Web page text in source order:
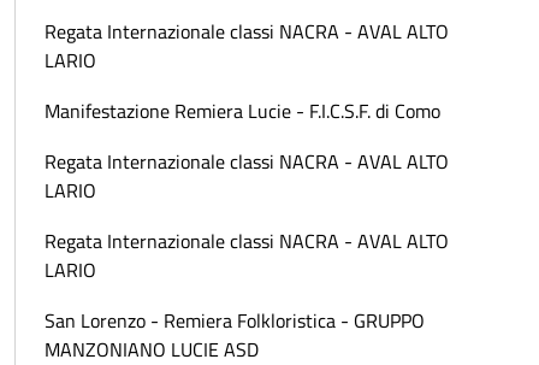
Regata Internazionale classi NACRA - AVAL ALTO
LARIO
Manifestazione Remiera Lucie - F.I.C.S.F. di Como
Regata Internazionale classi NACRA - AVAL ALTO
LARIO
Regata Internazionale classi NACRA - AVAL ALTO
LARIO
San Lorenzo - Remiera Folkloristica - GRUPPO
MANZONIANO LUCIE ASD